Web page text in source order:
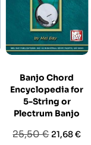
Banjo Chord
Encyclopedia for
5-String or
Plectrum Banjo
Prezzo
25,50 € Prezzo
21,68 €